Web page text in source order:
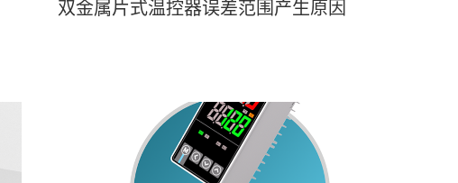
双金属片式温控器误差范围产生原因